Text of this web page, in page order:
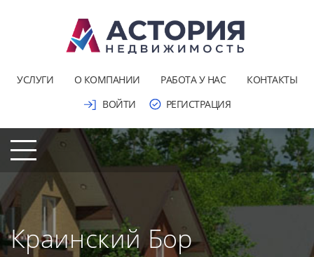
УСЛУГИ О КОМПАНИИ РАБОТА У НАС
КОНТАКТЫ
ВОЙТИ
РЕГИСТРАЦИЯ
Краинский Бор